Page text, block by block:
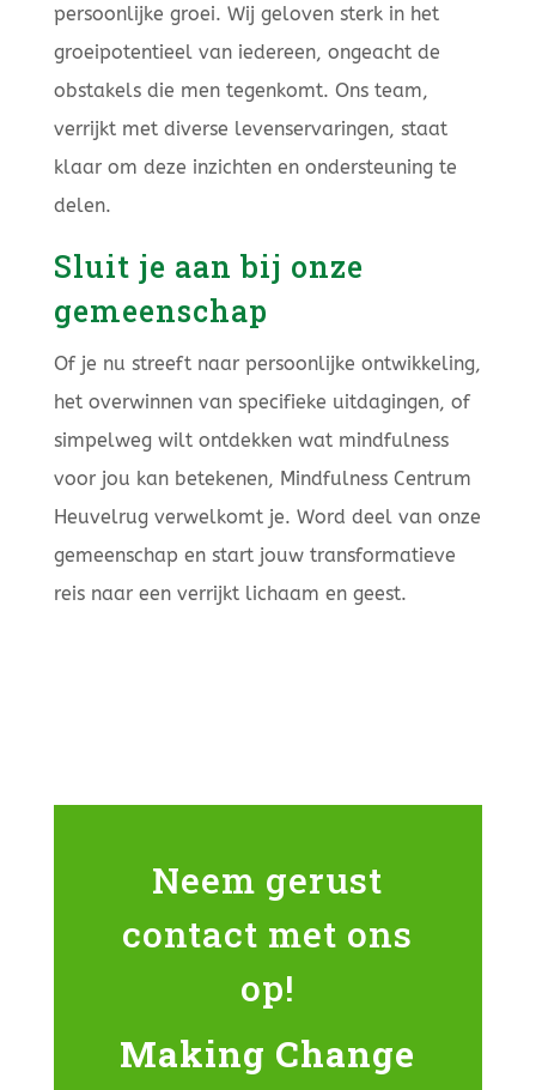
persoonlijke groei. Wij geloven sterk in het
groeipotentieel van iedereen, ongeacht de
obstakels die men tegenkomt. Ons team,
verrijkt met diverse levenservaringen, staat
klaar om deze inzichten en ondersteuning te
delen.
Sluit je aan bij onze
gemeenschap
Of je nu streeft naar persoonlijke ontwikkeling,
het overwinnen van specifieke uitdagingen, of
simpelweg wilt ontdekken wat mindfulness
voor jou kan betekenen, Mindfulness Centrum
Heuvelrug verwelkomt je. Word deel van onze
gemeenschap en start jouw transformatieve
reis naar een verrijkt lichaam en geest.
Neem gerust
contact met ons
op!
Making Change